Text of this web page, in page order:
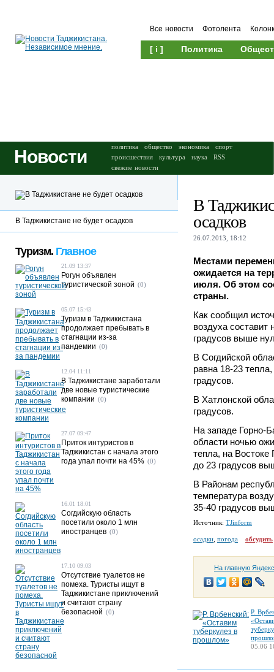
Все новости Фотолента
[ i ] Политика
Новости политика общество экономика
спорт
происшествия
культура наука
RSS
свежие новости
В
осадков
26.07.2013, 18:12
Местами
ожидается на
июля. Об этом
страны.
Как сообщил
воздуха составит
градусов выше
В Согдийской
равна 18-23
градусов.
В Хатлонской
градусов.
На западе Горно-
области ночью
тепла, на
до 23 градусов
В Районам
температура
35-40 градусов
Источник: TJinform
осадки погода обсудить
На главную
Р.
05.06
В Таджикистане не будет осадков
Туризм. Главное
21.09 13:37
Рогун объявлен
туристической зоной (0)
05.07 15:43
Туризм в Таджикистана
продолжает пребывать в
стагнации из-за
пандемии (0)
12.04 11:11
В Таджикистане заработали
две новые туристические
компании (0)
27.07 09:47
Приток интуристов в
Таджикистан с начала этого
года упал почти на 45% (0)
16.01 18:01
Согдийскую область
посетили около 1 млн
иностранцев (0)
17.10 09:03
Отсутствие туалетов не
помеха. Туристы ищут в
Таджикистане приключений
и считают страну
безопасной (0)